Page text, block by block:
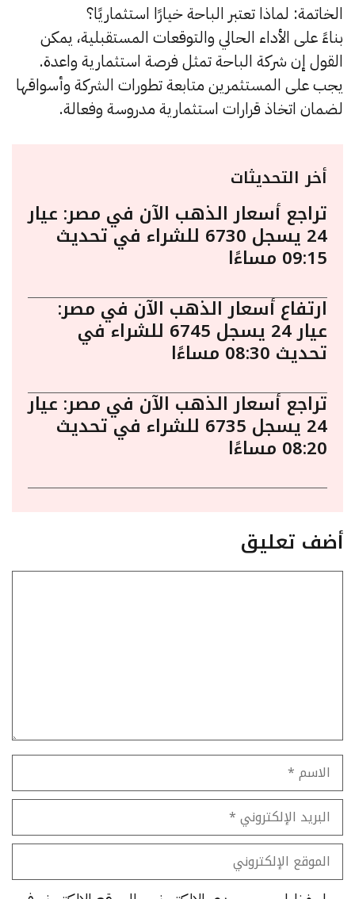
الخاتمة: لماذا تعتبر الباحة خيارًا استثماريًا؟
بناءً على الأداء الحالي والتوقعات المستقبلية، يمكن
القول إن شركة الباحة تمثل فرصة استثمارية واعدة.
يجب على المستثمرين متابعة تطورات الشركة وأسواقها
لضمان اتخاذ قرارات استثمارية مدروسة وفعالة.
أخر التحديثات
تراجع أسعار الذهب الآن في مصر: عيار
24 يسجل 6730 للشراء في تحديث
09:15 مساءًا
ارتفاع أسعار الذهب الآن في مصر:
عيار 24 يسجل 6745 للشراء في
تحديث 08:30 مساءًا
تراجع أسعار الذهب الآن في مصر: عيار
24 يسجل 6735 للشراء في تحديث
08:20 مساءًا
أضف تعليق
الاسم
البريد
الإلكتروني
الموقع
الإلكتروني